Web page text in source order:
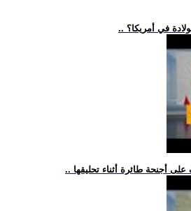
في أمريكا؟
أجنحة طائرة أثناء تحليقها